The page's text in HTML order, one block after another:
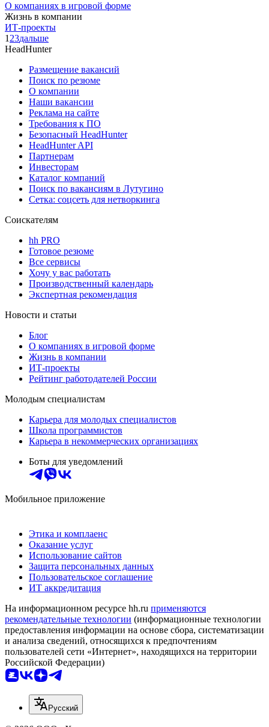
О компаниях в игровой форме
Жизнь в компании
ИТ-проекты
1 23дальше
HeadHunter
Размещение вакансий
Поиск по резюме
О компании
Наши вакансии
Реклама на сайте
Требования к ПО
Безопасный HeadHunter
HeadHunter API
Партнерам
Инвесторам
Каталог компаний
Поиск по вакансиям в Лутугино
Сетка: соцсеть для нетворкинга
Соискателям
hh PRO
Готовое резюме
Все сервисы
Хочу у вас работать
Производственный календарь
Экспертная рекомендация
Новости и статьи
Блог
О компаниях в игровой форме
Жизнь в компании
ИТ-проекты
Рейтинг работодателей России
Молодым специалистам
Карьера для молодых специалистов
Школа программистов
Карьера в некоммерческих организациях
Боты для уведомлений
Мобильное приложение
Этика и комплаенс
Оказание услуг
Использование сайтов
Защита персональных данных
Пользовательское соглашение
ИТ аккредитация
На информационном ресурсе hh.ru применяются
рекомендательные технологии (информационные технологии
предоставления информации на основе сбора, систематизации
и анализа сведений, относящихся к предпочтениям
пользователей сети «Интернет», находящихся на территории
Российской Федерации)
Русский